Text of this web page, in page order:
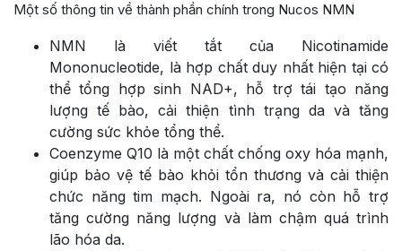
Một số thông tin về thành phần chính trong Nucos NMN
NMN là viết tắt của Nicotinamide
Mononucleotide, là hợp chất duy nhất hiện tại có
thể tổng hợp sinh NAD+, hỗ trợ tái tạo năng
lượng tế bào, cải thiện tình trạng da và tăng
cường sức khỏe tổng thể.
Coenzyme Q10 là một chất chống oxy hóa mạnh,
giúp bảo vệ tế bào khỏi tổn thương và cải thiện
chức năng tim mạch. Ngoài ra, nó còn hỗ trợ
tăng cường năng lượng và làm chậm quá trình
lão hóa da.